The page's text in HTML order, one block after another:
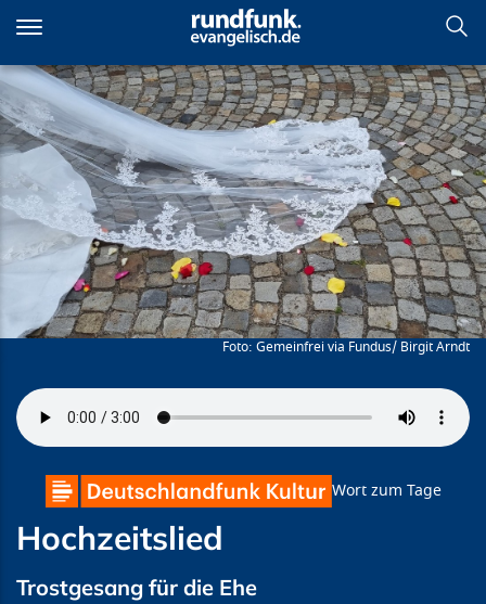
zum
Inhalt
Hochzeitslied
Gemeinfrei via Fundus/ Birgit Arndt
Wort zum Tage
Hochzeitslied
Trostgesang für die Ehe